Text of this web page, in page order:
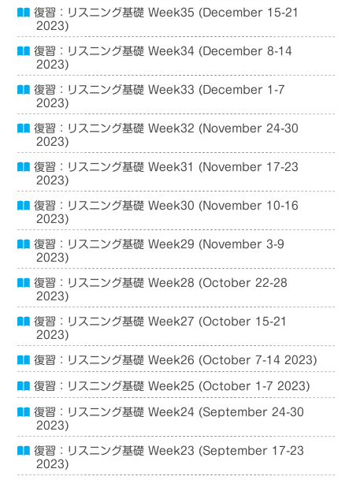
復習：リスニング基礎 Week35 (December 15-21
2023)
復習：リスニング基礎 Week34 (December 8-14
2023)
復習：リスニング基礎 Week33 (December 1-7
2023)
復習：リスニング基礎 Week32 (November 24-30
2023)
復習：リスニング基礎 Week31 (November 17-23
2023)
復習：リスニング基礎 Week30 (November 10-16
2023)
復習：リスニング基礎 Week29 (November 3-9
2023)
復習：リスニング基礎 Week28 (October 22-28
2023)
復習：リスニング基礎 Week27 (October 15-21
2023)
復習：リスニング基礎 Week26 (October 7-14 2023)
復習：リスニング基礎 Week25 (October 1-7 2023)
復習：リスニング基礎 Week24 (September 24-30
2023)
復習：リスニング基礎 Week23 (September 17-23
2023)